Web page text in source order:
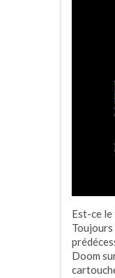
Est-ce
Toujours
Doom